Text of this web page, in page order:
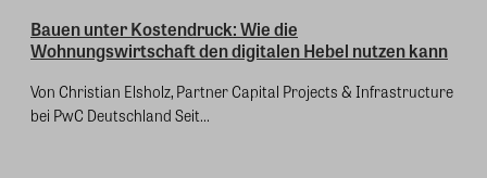
Bauen unter Kostendruck: Wie die
Wohnungswirtschaft den digitalen Hebel nutzen kann
Von Christian Elsholz, Partner Capital Projects & Infrastructure
bei PwC Deutschland Seit...